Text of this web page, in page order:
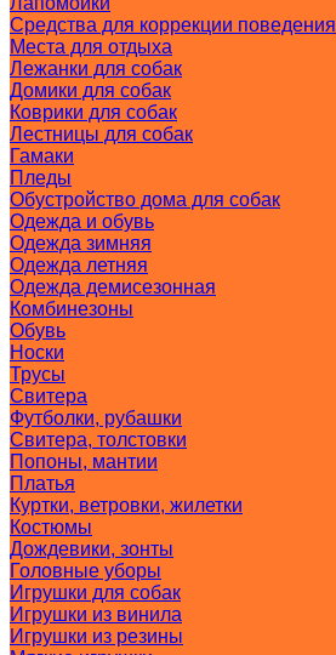
Средства для коррекции поведения
Места для отдыха
Лежанки для собак
Домики для собак
Коврики для собак
Лестницы для собак
Гамаки
Пледы
Обустройство дома для собак
Одежда и обувь
Одежда зимняя
Одежда летняя
Одежда демисезонная
Комбинезоны
Обувь
Носки
Трусы
Свитера
Футболки, рубашки
Свитера, толстовки
Попоны, мантии
Платья
Куртки, ветровки, жилетки
Костюмы
Дождевики, зонты
Головные уборы
Игрушки для собак
Игрушки из винила
Игрушки из резины